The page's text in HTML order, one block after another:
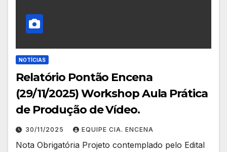
NOTÍCIAS
Relatório Pontão Encena
(29/11/2025) Workshop Aula Prática
de Produção de Vídeo.
30/11/2025 EQUIPE CIA. ENCENA
Nota Obrigatória Projeto contemplado pelo Edital